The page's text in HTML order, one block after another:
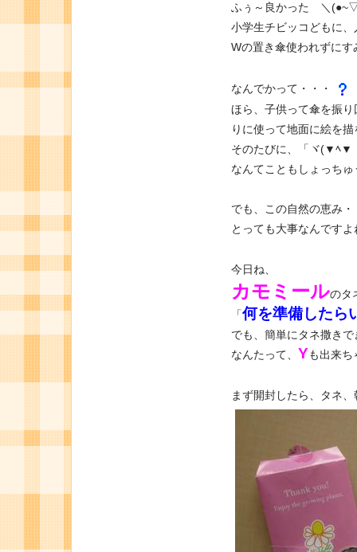
ふぅ～良かった ＼
小学生チビッコどもに
Wの置き傘使われずにす
なんでかって・・・
ほら、子供って傘を振
りに使って地面に絵を
そのたびに、「ヾ(▼ﾍ▼
なんてこともしょっ
でも、この自然の恵み・
とっても大事なんですよ
今日ね、
カモミールのタ
「何を準備したら
でも、簡単にタネ撒きで
なんたって、 Yも出来ち
まず開封したら、タネ